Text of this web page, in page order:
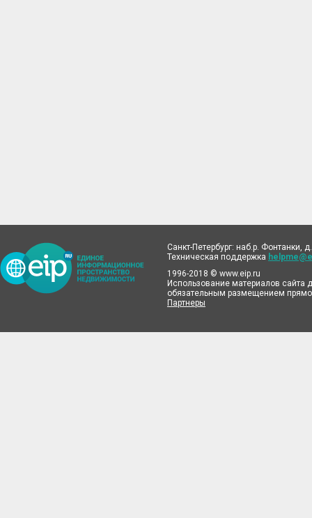
Санкт-Петербург: наб.р. Фонтанки,
Техническая поддержка
1996-2018 © www.eip.ru
Использование материалов сайта
обязательным размещением
Партнеры